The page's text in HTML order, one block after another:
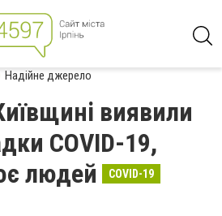
Надійне джерело
виявили
COVID-19,
людей
COVID-19